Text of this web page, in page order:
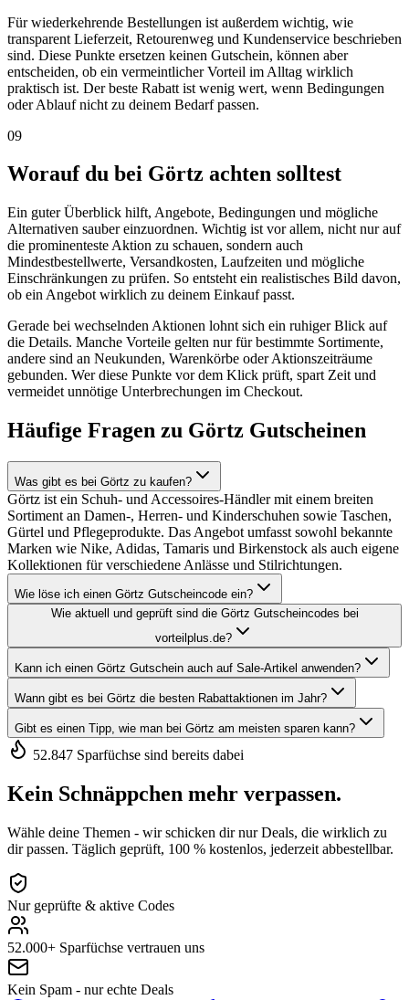
Für wiederkehrende Bestellungen ist außerdem wichtig, wie
transparent Lieferzeit, Retourenweg und Kundenservice beschrieben
sind. Diese Punkte ersetzen keinen Gutschein, können aber
entscheiden, ob ein vermeintlicher Vorteil im Alltag wirklich
praktisch ist. Der beste Rabatt ist wenig wert, wenn Bedingungen
oder Ablauf nicht zu deinem Bedarf passen.
09
Worauf du bei Görtz achten solltest
Ein guter Überblick hilft, Angebote, Bedingungen und mögliche
Alternativen sauber einzuordnen. Wichtig ist vor allem, nicht nur auf
die prominenteste Aktion zu schauen, sondern auch
Mindestbestellwerte, Versandkosten, Laufzeiten und mögliche
Einschränkungen zu prüfen. So entsteht ein realistisches Bild davon,
ob ein Angebot wirklich zu deinem Einkauf passt.
Gerade bei wechselnden Aktionen lohnt sich ein ruhiger Blick auf
die Details. Manche Vorteile gelten nur für bestimmte Sortimente,
andere sind an Neukunden, Warenkörbe oder Aktionszeiträume
gebunden. Wer diese Punkte vor dem Klick prüft, spart Zeit und
vermeidet unnötige Unterbrechungen im Checkout.
Häufige Fragen zu Görtz Gutscheinen
Was gibt es bei Görtz zu kaufen?
Görtz ist ein Schuh- und Accessoires-Händler mit einem breiten
Sortiment an Damen-, Herren- und Kinderschuhen sowie Taschen,
Gürtel und Pflegeprodukte. Das Angebot umfasst sowohl bekannte
Marken wie Nike, Adidas, Tamaris und Birkenstock als auch eigene
Kollektionen für verschiedene Anlässe und Stilrichtungen.
Wie löse ich einen Görtz Gutscheincode ein?
Wie aktuell und geprüft sind die Görtz Gutscheincodes bei
vorteilplus.de?
Kann ich einen Görtz Gutschein auch auf Sale-Artikel anwenden?
Wann gibt es bei Görtz die besten Rabattaktionen im Jahr?
Gibt es einen Tipp, wie man bei Görtz am meisten sparen kann?
52.847 Sparfüchse sind bereits dabei
Kein Schnäppchen mehr verpassen.
Wähle deine Themen - wir schicken dir nur Deals, die wirklich zu
dir passen. Täglich geprüft, 100 % kostenlos, jederzeit abbestellbar.
Nur geprüfte & aktive Codes
52.000+ Sparfüchse vertrauen uns
Kein Spam - nur echte Deals